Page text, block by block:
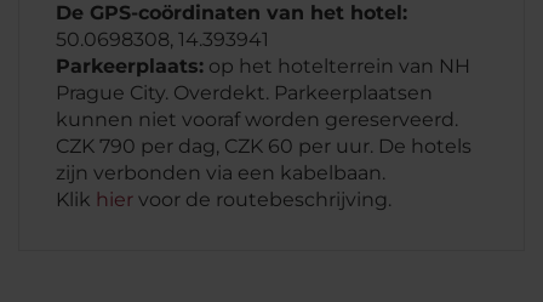
De GPS-coördinaten van het hotel:
50.0698308, 14.393941
Parkeerplaats: op het hotelterrein van NH
Prague City. Overdekt. Parkeerplaatsen
kunnen niet vooraf worden gereserveerd.
CZK 790 per dag, CZK 60 per uur. De hotels
zijn verbonden via een kabelbaan.
Klik hier voor de routebeschrijving.